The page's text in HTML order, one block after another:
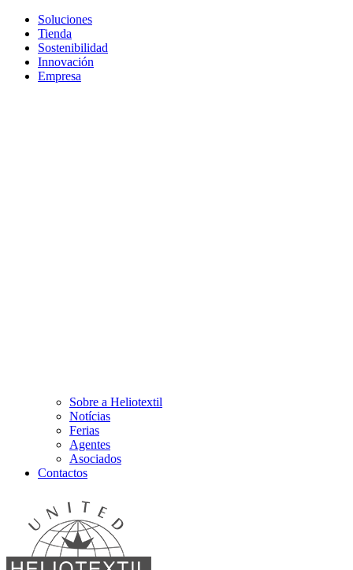
Soluciones
Tienda
Sostenibilidad
Innovación
Empresa
Sobre a Heliotextil
Notícias
Ferias
Agentes
Asociados
Contactos